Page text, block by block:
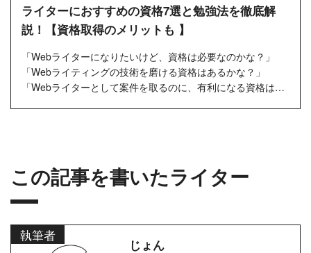
ライターにおすすめの資格7選と勉強法を徹底解
説！【資格取得のメリットも 】
「Webライターになりたいけど、資格は必要なのかな？」
「Webライティングの技術を磨ける資格はあるかな？」
「Webライターとして案件を取るのに、有利になる資格はあ
この記事を書いたライター
執筆者
じょん